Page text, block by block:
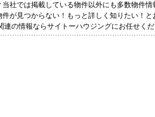
社では掲載している物件以外にも多数物件情
が見つからない！もっと詳しく知りたい！
の情報ならサイトーハウジングにお任せくだ